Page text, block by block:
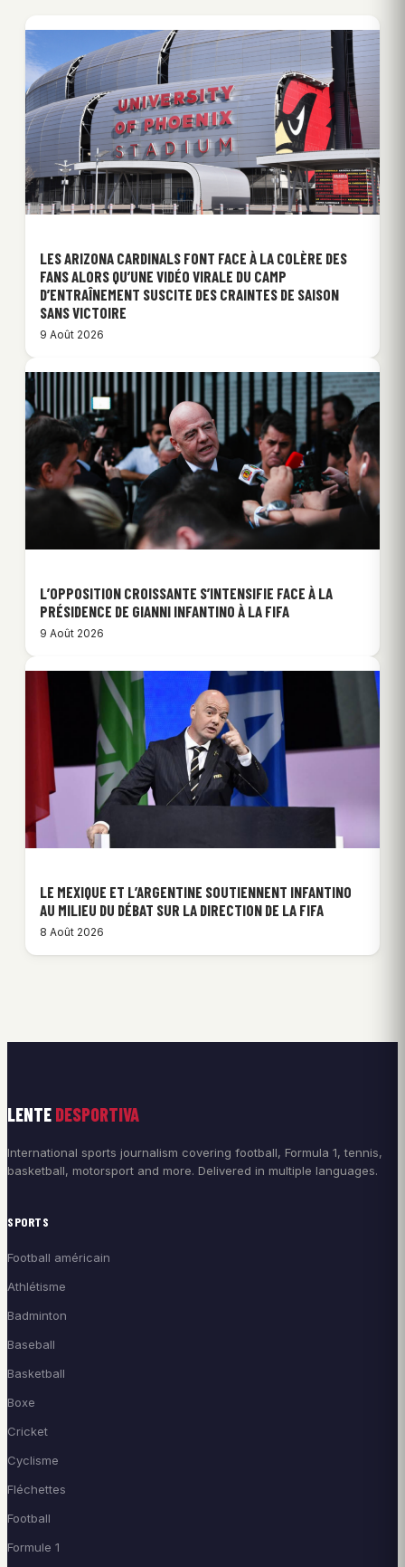
LES ARIZONA CARDINALS FONT FACE À LA COLÈRE DES
FANS ALORS QU’UNE VIDÉO VIRALE DU CAMP
D’ENTRAÎNEMENT SUSCITE DES CRAINTES DE SAISON
SANS VICTOIRE
9 Août 2026
L’OPPOSITION CROISSANTE S’INTENSIFIE FACE À LA
PRÉSIDENCE DE GIANNI INFANTINO À LA FIFA
9 Août 2026
LE MEXIQUE ET L’ARGENTINE SOUTIENNENT INFANTINO
AU MILIEU DU DÉBAT SUR LA DIRECTION DE LA FIFA
8 Août 2026
LENTE DESPORTIVA
International sports journalism covering football, Formula 1, tennis,
basketball, motorsport and more. Delivered in multiple languages.
SPORTS
Football américain
Athlétisme
Badminton
Baseball
Basketball
Boxe
Cricket
Cyclisme
Fléchettes
Football
Formule 1